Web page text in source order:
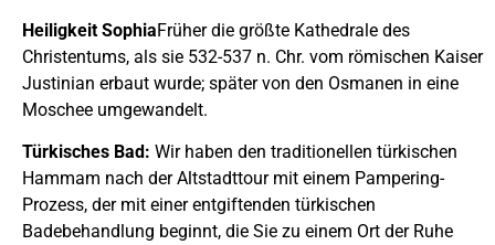
Heiligkeit SophiaFrüher die größte Kathedrale des
Christentums, als sie 532-537 n. Chr. vom römischen Kaiser
Justinian erbaut wurde; später von den Osmanen in eine
Moschee umgewandelt.
Türkisches Bad: Wir haben den traditionellen türkischen
Hammam nach der Altstadttour mit einem Pampering-
Prozess, der mit einer entgiftenden türkischen
Badebehandlung beginnt, die Sie zu einem Ort der Ruhe